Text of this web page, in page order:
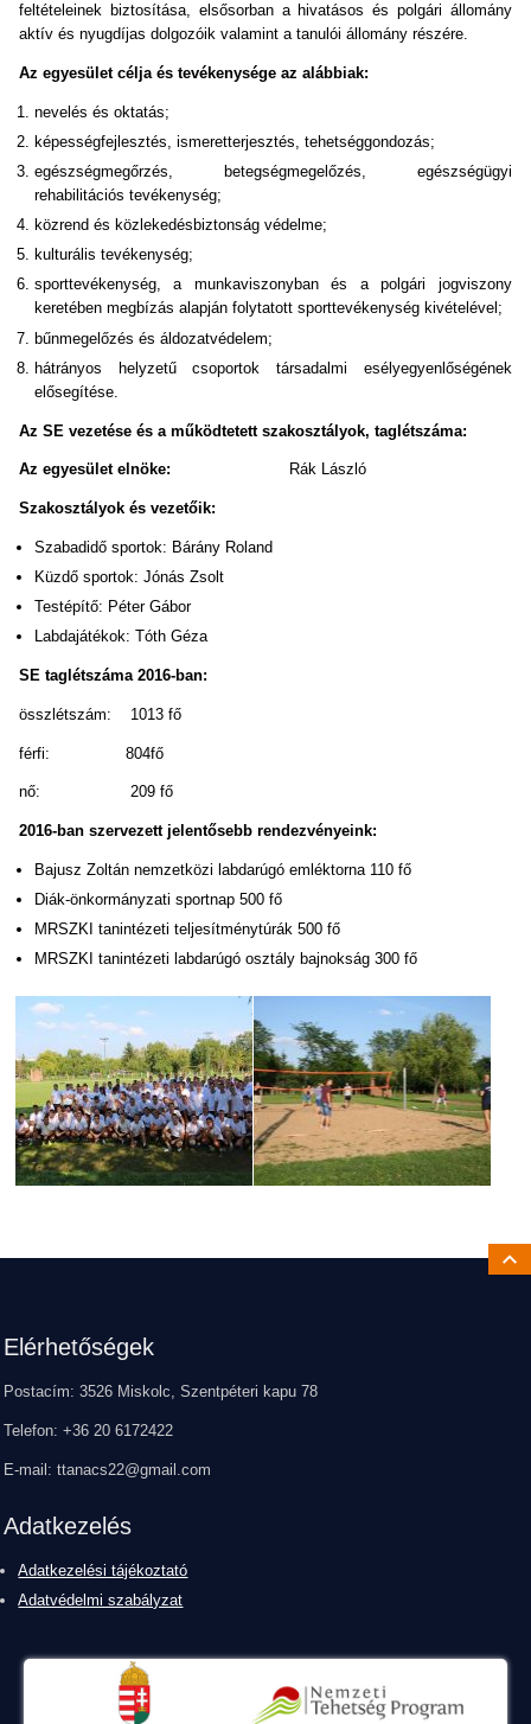
feltételeinek biztosítása, elsősorban a hivatásos és polgári állomány
aktív és nyugdíjas dolgozóik valamint a tanulói állomány részére.
Az egyesület célja és tevékenysége az alábbiak:
nevelés és oktatás;
képességfejlesztés, ismeretterjesztés, tehetséggondozás;
egészségmegőrzés, betegségmegelőzés, egészségügyi
rehabilitációs tevékenység;
közrend és közlekedésbiztonság védelme;
kulturális tevékenység;
sporttevékenység, a munkaviszonyban és a polgári jogviszony
keretében megbízás alapján folytatott sporttevékenység kivételével;
bűnmegelőzés és áldozatvédelem;
hátrányos helyzetű csoportok társadalmi esélyegyenlőségének
elősegítése.
Az SE vezetése és a működtetett szakosztályok, taglétszáma:
Az egyesület elnöke: Rák László
Szakosztályok és vezetőik:
Szabadidő sportok: Bárány Roland
Küzdő sportok: Jónás Zsolt
Testépítő: Péter Gábor
Labdajátékok: Tóth Géza
SE taglétszáma 2016-ban:
összlétszám: 1013 fő
férfi: 804fő
nő: 209 fő
2016-ban szervezett jelentősebb rendezvényeink:
Bajusz Zoltán nemzetközi labdarúgó emléktorna 110 fő
Diák-önkormányzati sportnap 500 fő
MRSZKI tanintézeti teljesítménytúrák 500 fő
MRSZKI tanintézeti labdarúgó osztály bajnokság 300 fő
Elérhetőségek
Postacím: 3526 Miskolc, Szentpéteri kapu 78
Telefon: +36 20 6172422
E-mail: ttanacs22@gmail.com
Adatkezelés
Adatkezelési tájékoztató
Adatvédelmi szabályzat